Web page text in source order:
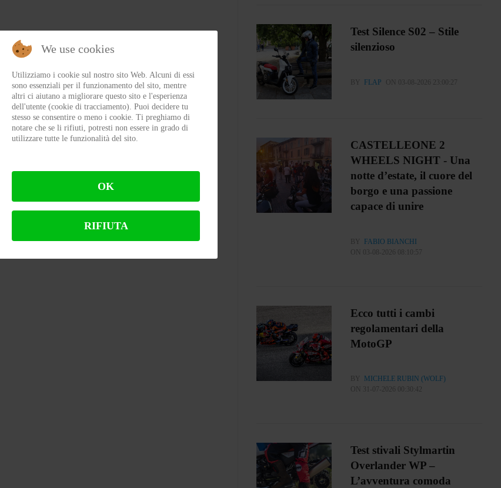
Test Silence S02 – Stile
silenzioso
BY FLAP ON 03-08-2026 23:00:27
CASTELLEONE 2
WHEELS NIGHT - Una
notte d’estate, il cuore del
borgo e una passione
capace di unire
BY
FABIO BIANCHI
ON 03-08-2026 08:10:57
Ecco tutti i cambi
regolamentari della
MotoGP
BY
MICHELE RUBIN (WOLF)
ON 31-07-2026 00:30:42
Test stivali Stylmartin
Overlander WP –
L’avventura comoda
We use cookies
Utilizziamo i cookie sul nostro sito Web. Alcuni di essi
sono essenziali per il funzionamento del sito, mentre
altri ci aiutano a migliorare questo sito e l'esperienza
dell'utente (cookie di tracciamento). Puoi decidere tu
stesso se consentire o meno i cookie. Ti preghiamo di
notare che se li rifiuti, potresti non essere in grado di
utilizzare tutte le funzionalità del sito.
OK
RIFIUTA